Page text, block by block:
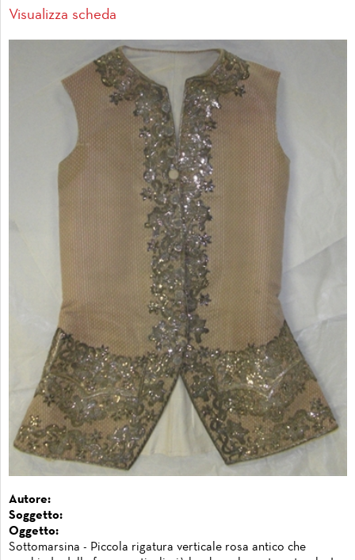
Visualizza scheda
Autore:
Soggetto:
Oggetto:
Sottomarsina - Piccola rigatura verticale rosa antico che